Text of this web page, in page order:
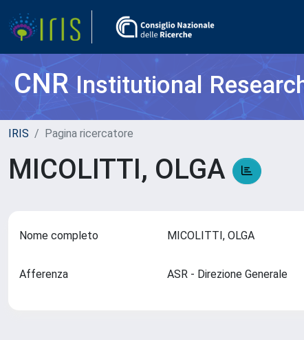
CNRInstitutional
IRIS Pagina ricercatore
MICOLITTI, OLGA
Nome completo MICOLITTI, OLGA
Afferenza ASR - Direzione Generale